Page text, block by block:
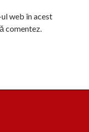
web în acest
comentez.